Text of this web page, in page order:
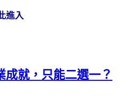
進入
成就，只能二選一？